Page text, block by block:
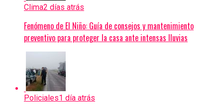
Clima2 días atrás
Fenómeno de El Niño: Guía de consejos y mantenimiento
preventivo para proteger la casa ante intensas lluvias
Policiales1 día atrás